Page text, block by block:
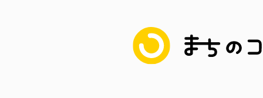
まちのコイン